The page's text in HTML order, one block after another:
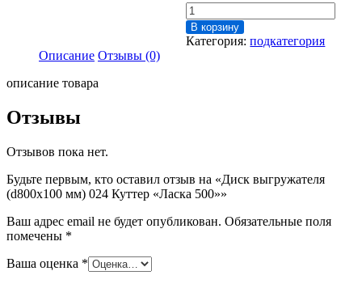
Количество
товара
Диск
выгружателя
В корзину
Категория:подкатегория
Описание Отзывы (0)
описание товара
Отзывы
Отзывов пока нет.
Будьте первым, кто оставил отзыв на «Диск выгружателя
(d800х100 мм) 024 Куттер «Ласка 500»»
Ваш адрес email не будет опубликован. Обязательные поля
помечены *
Ваша оценка *